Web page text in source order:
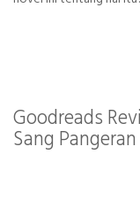
Goodreads
Sang